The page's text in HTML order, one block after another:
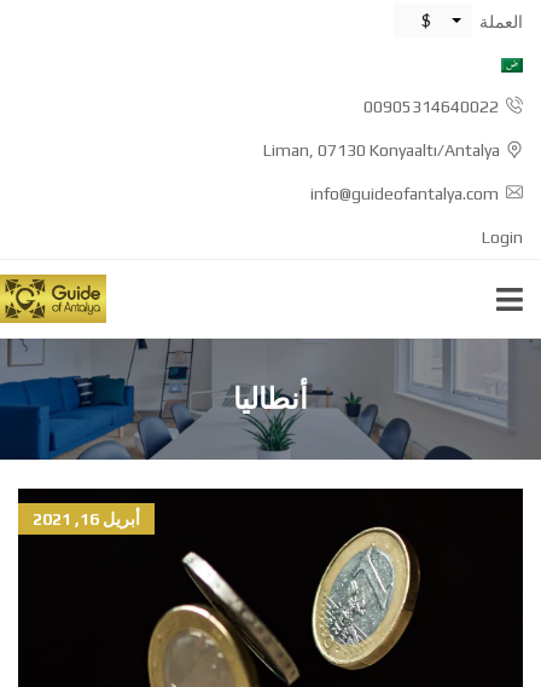
العملة $
00905314640022
Liman, 07130 Konyaaltı/Antalya
info@guideofantalya.com
Login
أنطاليا
أبريل 16, 2021